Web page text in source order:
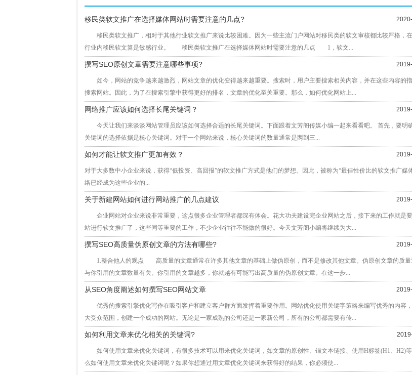
移民类软文推广在选择媒体网站时需要注意的几点?
移民类软文推广，相对于其他行业软文推广来说比较困难。因为一些主流门户网站对移民类的软文审核都比较严格，
行业内移民软文算是敏感行业。 移民类软文推广在选择媒体网站时需要注意的几点 1，软文...
撰写SEO原创文章需要注意哪些事项?
如今，网站的竞争越来越激烈，网站文章的优化变得越来越重要。搜索时，用户主要搜索相关内容，并在这些内容的
搜索网站。因此，为了在搜索引擎中获得更好的排名，文章的优化至关重要。那么，如何优化网站上...
网络推广应该如何选择长尾关键词？
今天让我们来谈谈网站管理员应该如何选择合适的长尾关键词。下面跟着文芳阁传媒小编一起来看看吧。 首先，要明
关键词的选择依据是核心关键词。对于一个网站来说，核心关键词的数量通常是两到三...
如何才能让软文推广更加有效？
对于大多数中小企业来说，获得“低投资、高回报”的软文推广方式是他们的梦想。因此，被称为“最佳性价比的软文推广媒
络已经成为这些企业的...
关于新建网站如何进行网站推广的几点建议
企业网站对企业来说非常重要，这点很多企业管理者都深有体会。花大功夫建设完企业网站之后，接下来的工作就是
站进行软文推广了，这些同等重要的工作，不少企业往往不能做的很好。今天文芳阁小编将继续为大...
撰写SEO高质量伪原创文章的方法有哪些?
1.整合他人的观点 高质量的文章通常在许多其他文章的基础上做伪原创，而不是修改其他文章。伪原创文章的质量
与你引用的文章数量有关。你引用的文章越多，你就越有可能写出高质量的伪原创文章。在这一步...
从SEO角度阐述如何撰写SEO网站文章
优秀的搜索引擎优化写作在吸引客户和建立客户群方面发挥着重要作用。网站优化使用关键字策略来编写优秀的内容
大受众范围，创建一个成功的网站。无论是一家成熟的公司还是一家新公司，所有的公司都需要有传...
如何利用文章来优化相关的关键词?
如何使用文章来优化关键词，有很多技术可以用来优化关键词，如文章的原创性、锚文本链接、使用H标签(H1、H2)
么如何使用文章来优化关键词呢？如果你想通过用文章优化关键词来获得好的结果，你必须使...